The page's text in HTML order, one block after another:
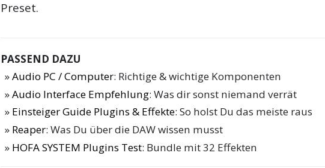
Preset.
PASSEND DAZU
Audio PC / Computer: Richtige & wichtige Komponenten
Audio Interface Empfehlung: Was dir sonst niemand verrät
Einsteiger Guide Plugins & Effekte: So holst Du das meiste raus
Reaper: Was Du über die DAW wissen musst
HOFA SYSTEM Plugins Test: Bundle mit 32 Effekten